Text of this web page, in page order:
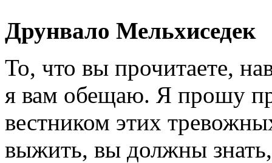
Друнвало Мельхиседек
То, что вы прочитаете,
я вам обещаю. Я прошу
вестником этих
выжить, вы должны